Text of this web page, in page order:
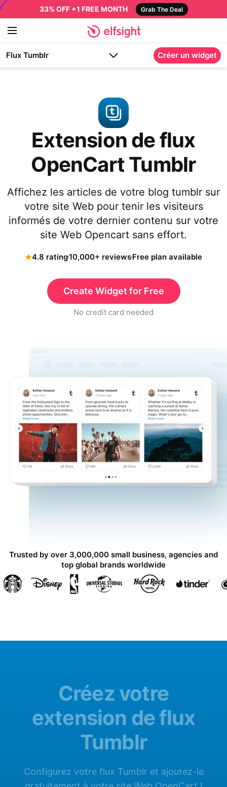
33% OFF +1 FREE MONTH Grab The Deal
Flux Tumblr Créer un widget
Extension de flux
OpenCart Tumblr
Affichez les articles de votre blog tumblr sur
votre site Web pour tenir les visiteurs
informés de votre dernier contenu sur votre
site Web Opencart sans effort.
4.8 rating10,000+ reviewsFree plan available
Create Widget for Free
No credit card needed
Trusted by over 3,000,000 small business, agencies and
top global brands worldwide
Créez votre
extension de flux
Tumblr
Configurez votre flux Tumblr et ajoutez-le